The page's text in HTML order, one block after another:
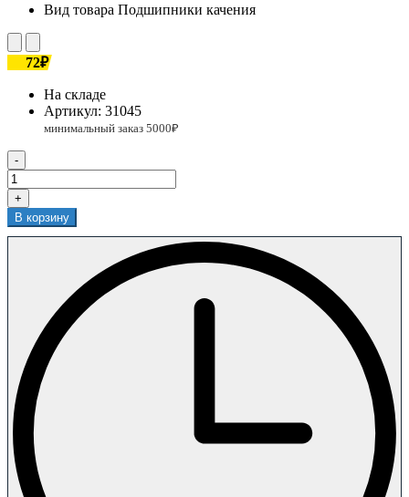
Вид товара Подшипники качения
72₽
На складе
Артикул: 31045
-
+
В корзину